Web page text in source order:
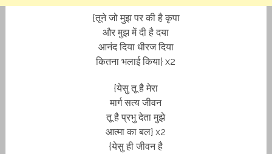
{तूने जो मुझ पर की है कृपा
और मुझ में दी है दया
आनंद दिया धीरज दिया
कितना भलाई किया} x2
{येसु तू है मेरा
मार्ग सत्य जीवन
तू है प्रभु देता मुझे
आत्मा का बल} x2
{येसु ही जीवन है